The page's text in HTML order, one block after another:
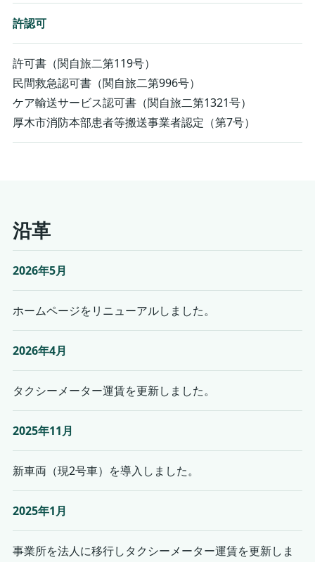
許認可
許可書（関自旅二第119号）
民間救急認可書（関自旅二第996号）
ケア輸送サービス認可書（関自旅二第1321号）
厚木市消防本部患者等搬送事業者認定（第7号）
沿革
2026年5月
ホームページをリニューアルしました。
2026年4月
タクシーメーター運賃を更新しました。
2025年11月
新車両（現2号車）を導入しました。
2025年1月
事業所を法人に移行しタクシーメーター運賃を更新しま